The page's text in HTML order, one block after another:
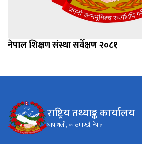
नेपाल शिक्षण संस्था सर्वेक्षण २०८१
राष्ट्रिय तथ्याङ्क कार्यालय
थापाथली, काठमाण्डौं, नेपाल